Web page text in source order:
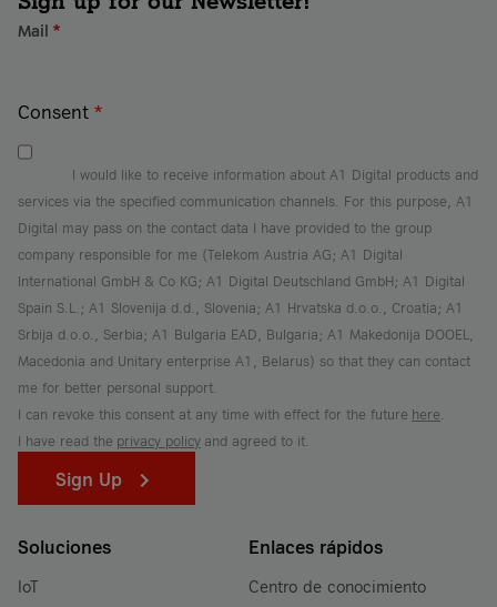
Mail *
Consent *
I would like to receive information about A1 Digital products and
services via the specified communication channels. For this purpose, A1
Digital may pass on the contact data I have provided to the group
company responsible for me (Telekom Austria AG; A1 Digital
International GmbH & Co KG; A1 Digital Deutschland GmbH; A1 Digital
Spain S.L.; A1 Slovenija d.d., Slovenia; A1 Hrvatska d.o.o., Croatia; A1
Srbija d.o.o., Serbia; A1 Bulgaria EAD, Bulgaria; A1 Makedonija DOOEL,
Macedonia and Unitary enterprise A1, Belarus) so that they can contact
me for better personal support.
I can revoke this consent at any time with effect for the future here
I have read the privacy policy and agreed to it.
Sign Up
Soluciones
IoT
Enlaces rápidos
Centro de conocimiento